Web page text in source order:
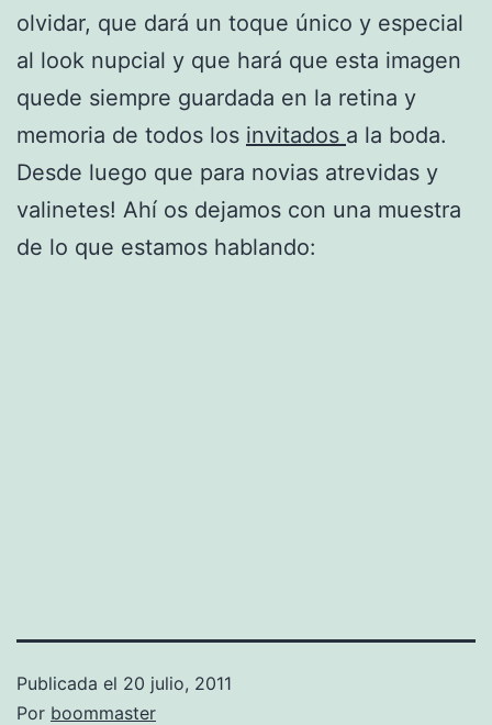
olvidar, que dará un toque único y especial
al look nupcial y que hará que esta imagen
quede siempre guardada en la retina y
memoria de todos los invitados a la boda.
Desde luego que para novias atrevidas y
valinetes! Ahí os dejamos con una muestra
de lo que estamos hablando:
Publicada el 20 julio, 2011
Por boommaster